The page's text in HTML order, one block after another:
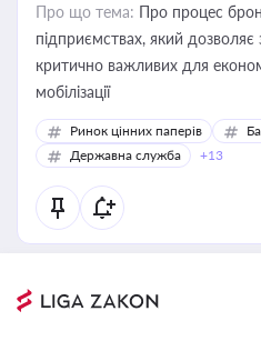
Про що тема: Про процес
підприємствах, який дозволяє
критично важливих для
мобілізації
Ринок цінних паперів
Державна служба
+13